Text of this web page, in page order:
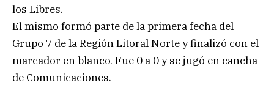
los Libres.
El mismo formó parte de la primera fecha del
Grupo 7 de la Región Litoral Norte y finalizó con el
marcador en blanco. Fue 0 a 0 y se jugó en cancha
de Comunicaciones.